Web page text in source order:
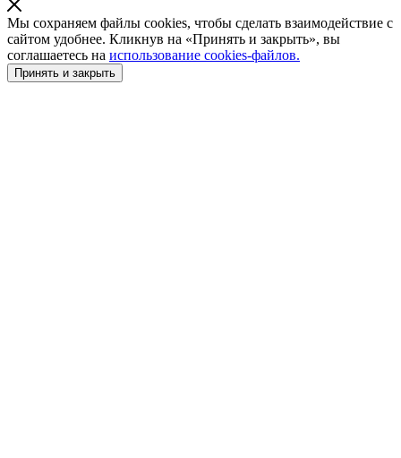
Мы сохраняем файлы cookies, чтобы сделать взаимодействие с
сайтом удобнее. Кликнув на «Принять и закрыть», вы
соглашаетесь на использование cookies-файлов.
Принять и закрыть